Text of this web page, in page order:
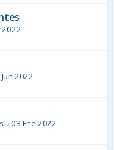
2022
2022
«03 Ene 2022